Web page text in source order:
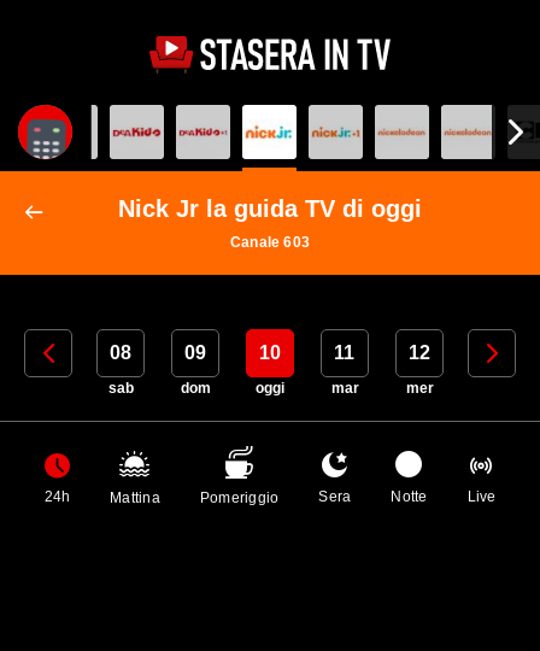
Nick Jr la guida TV di oggi
Canale 603
07 08
sab
09
dom
10
oggi
11
mar
12
mer
13
24h Mattina Pomeriggio Sera Notte Live